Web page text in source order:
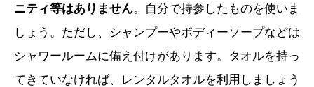
ニティ等はありません。自分で持参したものを使いま
しょう。ただし、シャンプーやボディーソープなどは
シャワールームに備え付けがあります。タオルを持っ
てきていなければ、レンタルタオルを利用しましょう